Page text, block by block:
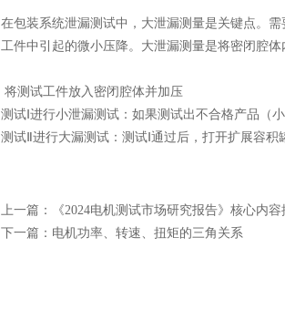
在包装系统泄漏测试中，大泄漏测量是关键点。
工件中引起的微小压降。大泄漏测量是将密闭腔
将测试工件放入密闭腔体并加压
测试Ⅰ进行小泄漏测试：如果测试出不合格产品（
测试Ⅱ进行大漏测试：测试Ⅰ通过后，打开扩展容积
上一篇：
《2024电机测试市场研究报告》核心内容
下一篇： 电机功率、转速、扭矩的三角关系